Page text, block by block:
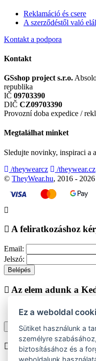
Reklamáció és csere
A szerződéstől való
Kontakt a podpora
Kontakt
GSshop project s.r.o.
republika
IČ 09703390
DIČ CZ09703390
Provozní doba expedice /
Megtalálhat minket
Sledujte novinky, inspiraci a
/theywearcz
/theywear.cz
© TheyWear.hu, 2016 - 2026
A feliratkozáshoz
Email:
Jelszó:
Belépés
Az elem adunk a
Vásárlás folytatása
Chyba při vkládání
Ez a weboldal
Sütiket használunk a
személyre
biztosításához és a
weboldalunk